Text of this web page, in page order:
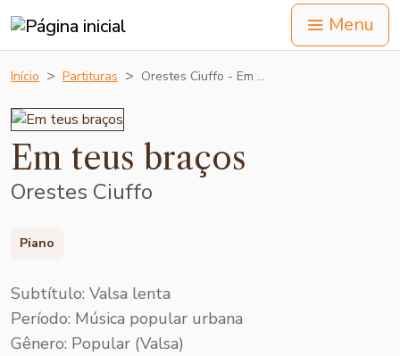
Menu
Início Partituras Orestes Ciuffo - Em …
Em teus braços
Orestes Ciuffo
Piano
Subtítulo: Valsa lenta
Período: Música popular urbana
Gênero: Popular (Valsa)